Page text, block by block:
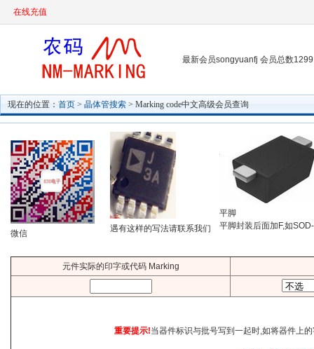
在线充值
最新会员songyuanfj 会员总数1299
现在的位置： 首页 > 晶体管搜索 > Marking code中文高级会员查询
微信 遇有这样的写法请联系我们
平脚
平脚封装后面加F,如
元件实际的印字或代码 Marking
重要提示!当器件标识与批号写到一起时,如将器件上